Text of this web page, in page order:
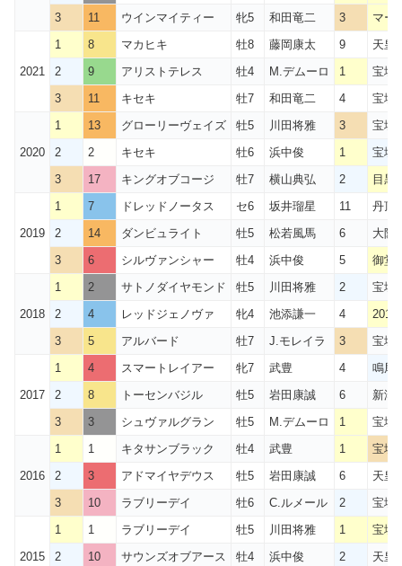
3
11 ウインマイティー 牝5 和田竜二 3 マー
2021
1 8 マカヒキ 牡8 藤岡康太 9
天皇
2
9 アリストテレス 牡4 M.デムーロ 1
宝塚
3
11 キセキ 牡7 和田竜二 4 宝塚
2020
1 13 グローリーヴェイズ 牡5 川田将雅 3
宝塚
2
2 キセキ 牡6 浜中俊 1
宝塚
3
17 キングオブコージ 牡7 横山典弘 2 目黒
2019
1 7 ドレッドノータス セ6 坂井瑠星 11
丹頂
2
14 ダンビュライト 牡5 松若風馬 6
大阪
3
6 シルヴァンシャー 牡4 浜中俊 5 御堂
2018
1 2 サトノダイヤモンド 牡5 川田将雅 2
宝塚
2
4 レッドジェノヴァ 牝4 池添謙一 4
3
5 アルバード 牡7 J.モレイラ 3 宝塚
2017
1 4 スマートレイアー 牝7 武豊 4
鳴尾
2
8 トーセンバジル 牡5 岩田康誠 6
新潟
3
3 シュヴァルグラン 牡5 M.デムーロ 1 宝塚
2016
1 1 キタサンブラック 牡4 武豊 1
宝塚
2
3 アドマイヤデウス 牡5 岩田康誠 6
天皇
3
10 ラブリーデイ 牡6 C.ルメール 2 宝塚
2015
1 1 ラブリーデイ 牡5 川田将雅 1
宝塚
2
10 サウンズオブアース 牡4 浜中俊 2
天皇